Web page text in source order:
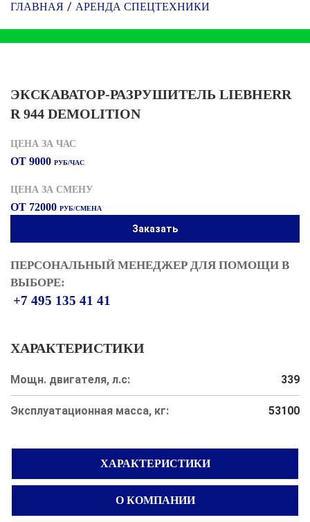
ГЛАВНАЯ АРЕНДА СПЕЦТЕХНИКИ
ЭКСКАВАТОР-РАЗРУШИТЕЛЬ LIEBHERR
R 944 DEMOLITION
ЦЕНА ЗА ЧАС
ОТ 9000 РУБ/ЧАС
ЦЕНА ЗА СМЕНУ
ОТ 72000 РУБ/СМЕНА
Заказать
ПЕРСОНАЛЬНЫЙ МЕНЕДЖЕР ДЛЯ ПОМОЩИ В
ВЫБОРЕ:
+7 495 135 41 41
ХАРАКТЕРИСТИКИ
Мощн. двигателя, л.с: 339
Эксплуатационная масса, кг: 53100
ХАРАКТЕРИСТИКИ
О КОМПАНИИ